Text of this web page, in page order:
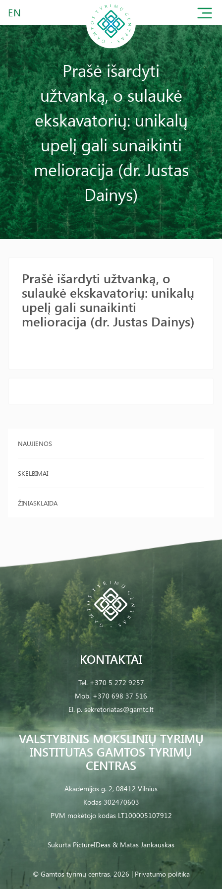
EN
Prašė išardyti
užtvanką, o sulaukė
ekskavatorių: unikalų
upelį gali sunaikinti
melioracija (dr. Justas
Dainys)
NAUJIENOS
SKELBIMAI
ŽINIASKLAIDA
Prašė išardyti užtvanką, o
sulaukė ekskavatorių: unikalų
upelį gali sunaikinti
melioracija (dr. Justas Dainys)
VALSTYBINIS MOKSLINIŲ TYRIMŲ
INSTITUTAS GAMTOS TYRIMŲ
CENTRAS
Akademijos g. 2, 08412 Vilnius
Kodas 302470603
PVM mokėtojo kodas LT100005107912
KONTAKTAI
Tel. +370 5 272 9257
Mob. +370 698 37 516
El. p. sekretoriatas@gamtc.lt
© Gamtos tyrimų centras. 2026 | Privatumo politika
Sukurta PictureIDeas & Matas Jankauskas